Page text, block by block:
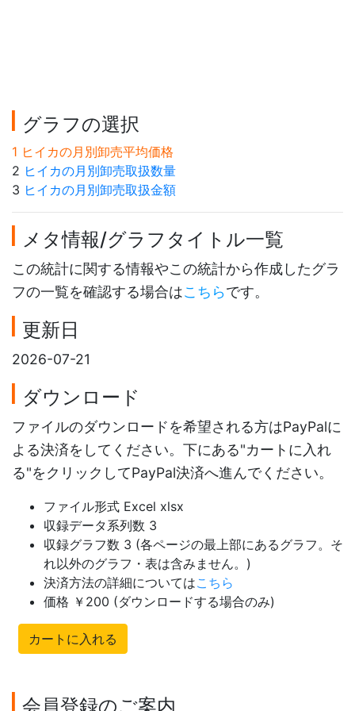
グラフの選択
1 ヒイカの月別卸売平均価格
2 ヒイカの月別卸売取扱数量
3 ヒイカの月別卸売取扱金額
メタ情報/グラフタイトル一覧
この統計に関する情報やこの統計から作成したグラ
フの一覧を確認する場合はこちらです。
更新日
2026-07-21
ダウンロード
ファイルのダウンロードを希望される方はPayPalに
よる決済をしてください。下にある"カートに入れ
る"をクリックしてPayPal決済へ進んでください。
ファイル形式 Excel xlsx
収録データ系列数 3
収録グラフ数 3 (各ページの最上部にあるグラフ。そ
れ以外のグラフ・表は含みません。)
決済方法の詳細についてはこちら
価格 ￥200 (ダウンロードする場合のみ)
カートに入れる
会員登録のご案内